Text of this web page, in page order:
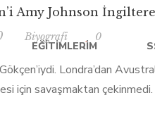
EĞITIMLERIM
Amy Johnson
Biyografi 0
Londra’dan
için savaşmaktan